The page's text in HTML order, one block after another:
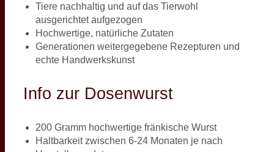
Tiere nachhaltig und auf das Tierwohl
ausgerichtet aufgezogen
Hochwertige, natürliche Zutaten
Generationen weitergegebene Rezepturen und
echte Handwerkskunst
Info zur Dosenwurst
200 Gramm hochwertige fränkische Wurst
Haltbarkeit zwischen 6-24 Monaten je nach